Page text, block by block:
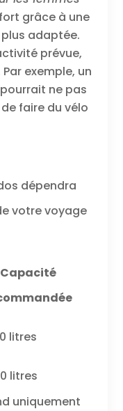
grâce à une
adaptée.
prévue,
exemple, un
ne pas
faire du vélo
dépendra
votre voyage
Capacité
litres
litres
uniquement